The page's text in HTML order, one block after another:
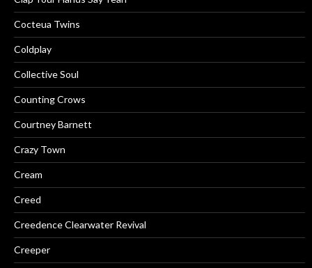
Cocteua Twins
Coldplay
Collective Soul
Counting Crows
Courtney Barnett
Crazy Town
Cream
Creed
Creedence Clearwater Revival
Creeper